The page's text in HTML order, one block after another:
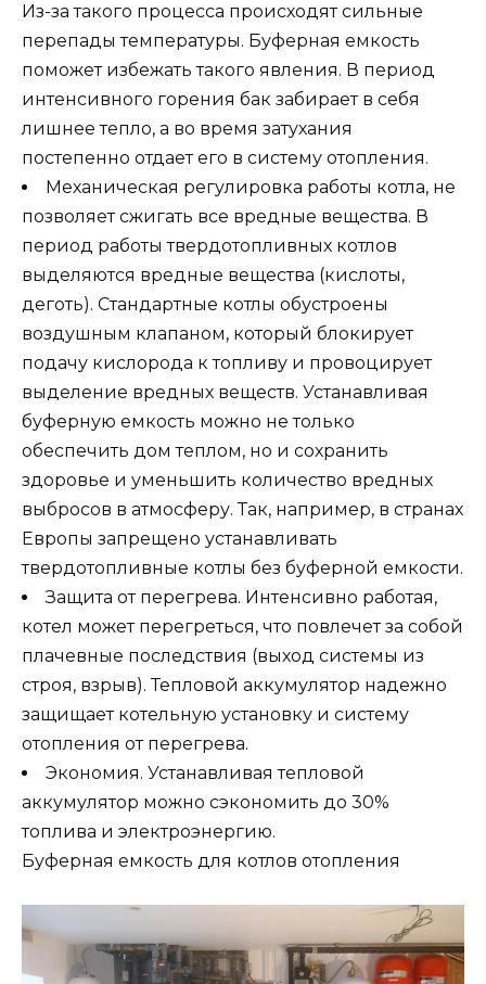
Из-за такого процесса происходят сильные
перепады температуры. Буферная емкость
поможет избежать такого явления. В период
интенсивного горения бак забирает в себя
лишнее тепло, а во время затухания
постепенно отдает его в систему отопления.
Механическая регулировка работы котла, не
позволяет сжигать все вредные вещества. В
период работы твердотопливных котлов
выделяются вредные вещества (кислоты,
деготь). Стандартные котлы обустроены
воздушным клапаном, который блокирует
подачу кислорода к топливу и провоцирует
выделение вредных веществ. Устанавливая
буферную емкость можно не только
обеспечить дом теплом, но и сохранить
здоровье и уменьшить количество вредных
выбросов в атмосферу. Так, например, в странах
Европы запрещено устанавливать
твердотопливные котлы без буферной емкости.
Защита от перегрева. Интенсивно работая,
котел может перегреться, что повлечет за собой
плачевные последствия (выход системы из
строя, взрыв). Тепловой аккумулятор надежно
защищает котельную установку и систему
отопления от перегрева.
Экономия. Устанавливая тепловой
аккумулятор можно сэкономить до 30%
топлива и электроэнергию.
Буферная емкость для котлов отопления